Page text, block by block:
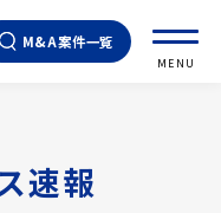
M&A案件一覧
MENU
速報